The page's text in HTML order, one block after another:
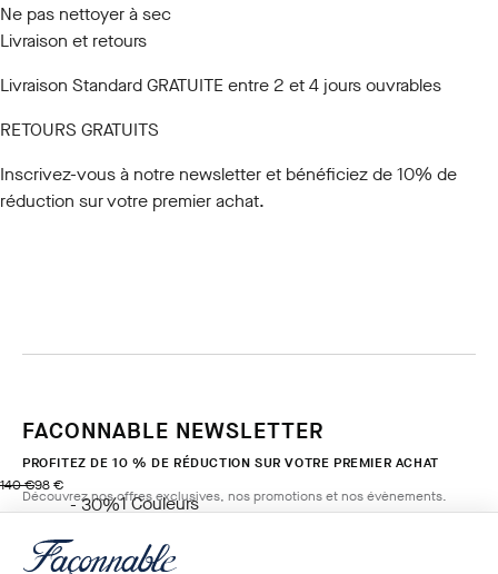
Ne pas nettoyer à sec
Livraison et retours
Livraison Standard GRATUITE entre 2 et 4 jours ouvrables
RETOURS GRATUITS
Inscrivez-vous à notre newsletteret bénéficiez de 10% de
réduction sur votre premier achat.
140 €
original price 140 €
98 €
current price 98 €
- 30%1Couleurs
BLUE
FACONNABLE NEWSLETTER
PROFITEZ DE 10 % DE RÉDUCTION SUR VOTRE PREMIER ACHAT
Découvrez nos offres exclusives, nos promotions et nos évènements.
E-mail*